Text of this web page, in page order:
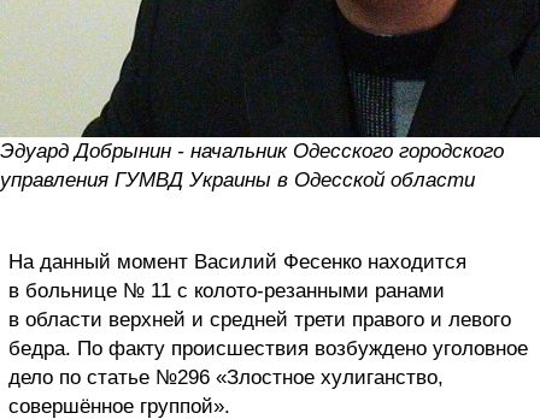
Эдуард Добрынин - начальник Одесского городского
управления ГУМВД Украины в Одесской области
На данный момент Василий Фесенко находится
в больнице № 11 с колото-резанными ранами
в области верхней и средней трети правого и левого
бедра. По факту происшествия возбуждено уголовное
дело по статье №296 «Злостное хулиганство,
совершённое группой».